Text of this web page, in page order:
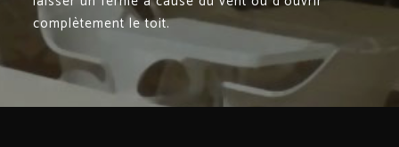
complètement le toit.